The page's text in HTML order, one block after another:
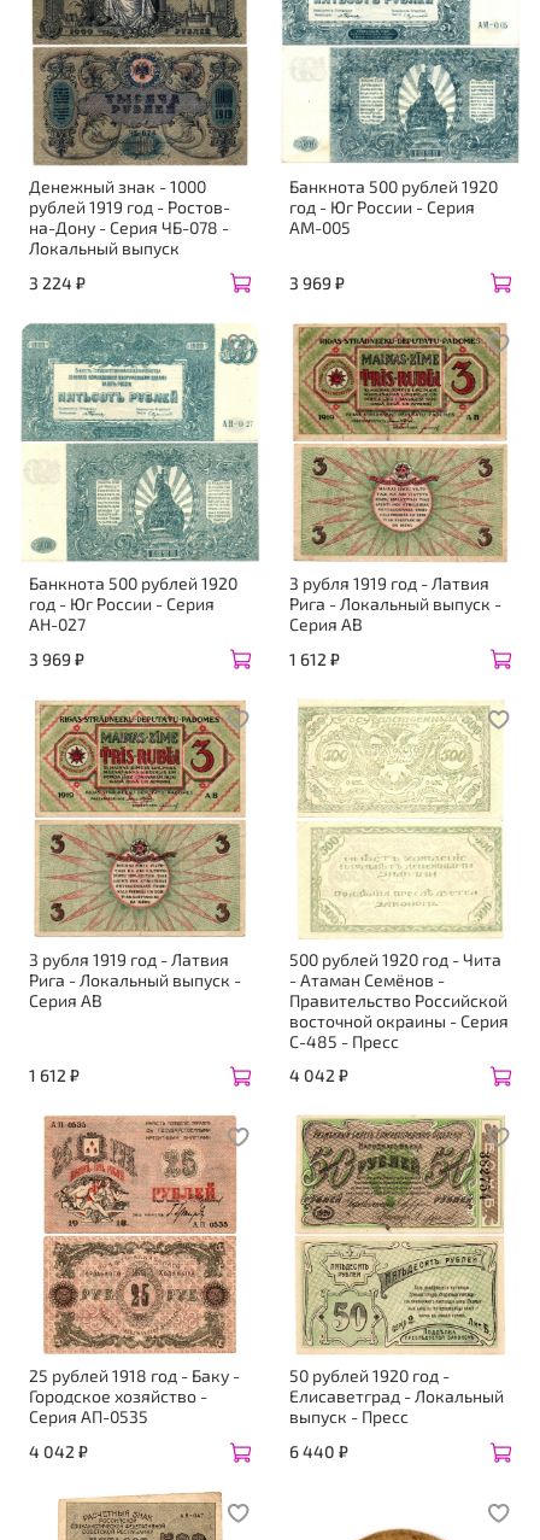
Денежный знак - 1000
рублей 1919 год - Ростов-
на-Дону - Серия ЧБ-078 -
Локальный выпуск
3 224 ₽
Банкнота 500 рублей 1920
год - Юг России - Серия
АМ-005
3 969 ₽
Банкнота 500 рублей 1920
год - Юг России - Серия
АН-027
3 969 ₽
3 рубля 1919 год - Латвия
Рига - Локальный выпуск -
Серия AB
1 612 ₽
3 рубля 1919 год - Латвия
Рига - Локальный выпуск -
Серия AB
1 612 ₽
500 рублей 1920 год - Чита
- Атаман Семёнов -
Правительство Российской
восточной окраины - Серия
С-485 - Пресс
4 042 ₽
25 рублей 1918 год - Баку -
Городское хозяйство -
Серия АП-0535
4 042 ₽
50 рублей 1920 год -
Елисаветград - Локальный
выпуск - Пресс
6 440 ₽